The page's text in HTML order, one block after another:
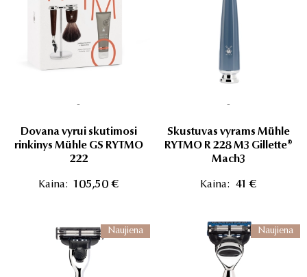
-
Dovana vyrui skutimosi
rinkinys Mühle GS RYTMO
222
Kaina: 105,50 €
-
Skustuvas vyrams Mühle
RYTMO R 228 M3 Gillette®
Mach3
Kaina: 41 €
Naujiena Naujiena